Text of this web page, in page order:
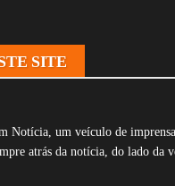
SITE
Notícia, um veículo de
atrás da notícia, do lado da